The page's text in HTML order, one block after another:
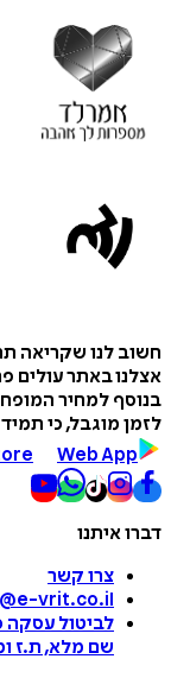
לנו שקריאה תהיה
באתר עולים פחות
למחיר המופחת
מוגבל, כי תמיד כיף
Store Web
צרו קשר
vrit.co.il
לביטול עסקה כדין
שם מלא, ת.ז ומס'